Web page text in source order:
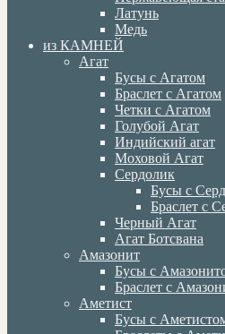
Латунь
Медь
из КАМНЕЙ
Агат
Бусы с Агатом
Браслет с Агатом
Четки с Агатом
Голубой Агат
Индийский агат
Моховой Агат
Сердолик
Бусы с
Браслет с
Черный Агат
Агат Ботсвана
Амазонит
Бусы с
Браслет с
Аметист
Бусы с